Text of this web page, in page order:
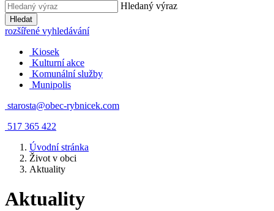
Hledaný výraz
Hledat
rozšířené vyhledávání
Kiosek
Kulturní akce
Komunální služby
Munipolis
starosta@obec-rybnicek.com
517 365 422
Úvodní stránka
Život v obci
Aktuality
Aktuality